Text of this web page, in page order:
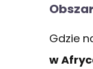
Gdzie
w